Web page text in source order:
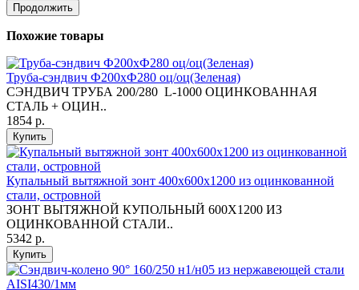
Продолжить
Похожие товары
Труба-сэндвич Ф200хФ280 оц/оц(Зеленая)
СЭНДВИЧ ТРУБА 200/280 L-1000 ОЦИНКОВАННАЯ
СТАЛЬ + ОЦИН..
1854 р.
Купить
Купальный вытяжной зонт 400х600х1200 из оцинкованной
стали, островной
ЗОНТ ВЫТЯЖНОЙ КУПОЛЬНЫЙ 600Х1200 ИЗ
ОЦИНКОВАННОЙ СТАЛИ..
5342 р.
Купить